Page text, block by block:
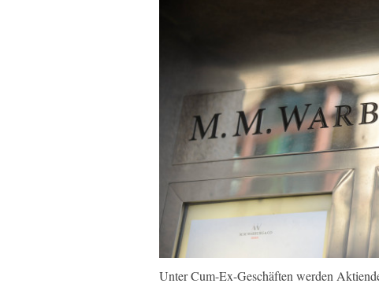
Unter Cum-Ex-Geschäften werden